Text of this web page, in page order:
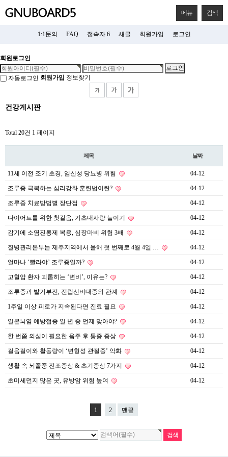
메뉴 검색
1:1문의 FAQ 접속자 6 새글 회원가입 로그인
회원로그인
자동로그인 회원가입 정보찾기
건강게시판
Total 20건 1 페이지
제목 날짜
11세 이전 조기 초경, 임신성 당뇨병 위험 04-12
조루증 극복하는 심리강화 훈련법이란? 04-12
조루증 치료방법별 장단점 04-12
다이어트를 위한 첫걸음, 기초대사량 늘이기 04-12
감기에 소염진통제 복용, 심장마비 위험 3배 04-12
질병관리본부는 제주지역에서 올해 첫 번째로 4월 4일 … 04-12
얼마나 ‘빨라야’ 조루증일까? 04-12
고혈압 환자 괴롭히는 ‘변비’, 이유는? 04-12
조루증과 발기부전, 전립선비대증의 관계 04-12
1주일 이상 피로가 지속된다면 진료 필요 04-12
일본뇌염 예방접종 일 년 중 언제 맞아야? 04-12
한 번쯤 의심이 필요한 음주 후 통증 증상 04-12
걸음걸이와 활동량이 ‘변형성 관절증’ 악화 04-12
생활 속 뇌졸중 전조증상 & 초기증상 7가지 04-12
초미세먼지 많은 곳, 유방암 위험 높여 04-12
1 2 맨끝